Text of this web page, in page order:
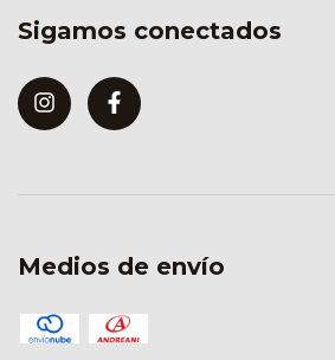
Sigamos conectados
Medios de envío